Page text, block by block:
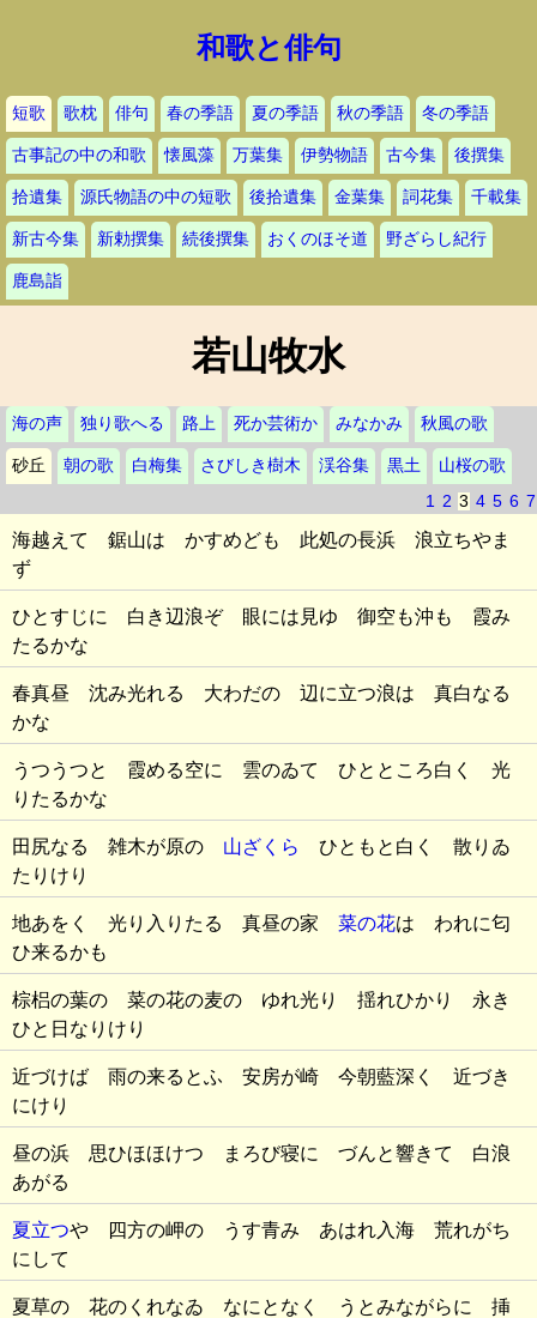
和歌と俳句
短歌 歌枕 俳句 春の季語 夏の季語 秋の季語 冬の季語
古事記の中の和歌 懐風藻 万葉集 伊勢物語 古今集 後撰集
拾遺集 源氏物語の中の短歌 後拾遺集 金葉集 詞花集 千載集
新古今集 新勅撰集 続後撰集 おくのほそ道 野ざらし紀行
鹿島詣
若山牧水
海の声 独り歌へる 路上 死か芸術か みなかみ 秋風の歌
砂丘 朝の歌 白梅集 さびしき樹木 渓谷集 黒土
山桜の歌
1 2 3 4 5 6 7
海越えて 鋸山は かすめども 此処の長浜 浪立ちやま
ず
ひとすじに 白き辺浪ぞ 眼には見ゆ 御空も沖も 霞み
たるかな
春真昼 沈み光れる 大わだの 辺に立つ浪は 真白なる
かな
うつうつと 霞める空に 雲のゐて ひとところ白く 光
りたるかな
田尻なる 雑木が原の 山ざくら
ひともと白く 散りゐ
たりけり
地あをく 光り入りたる 真昼の家 菜の花は われに匂
ひ来るかも
棕梠の葉の 菜の花の麦の ゆれ光り 揺れひかり 永き
ひと日なりけり
近づけば 雨の来るとふ 安房が崎 今朝藍深く 近づき
にけり
昼の浜 思ひほほけつ まろび寝に づんと響きて 白浪
あがる
夏立つや 四方の岬の うす青み あはれ入海 荒れがち
にして
夏草の 花のくれなゐ なにとなく うとみながらに 挿